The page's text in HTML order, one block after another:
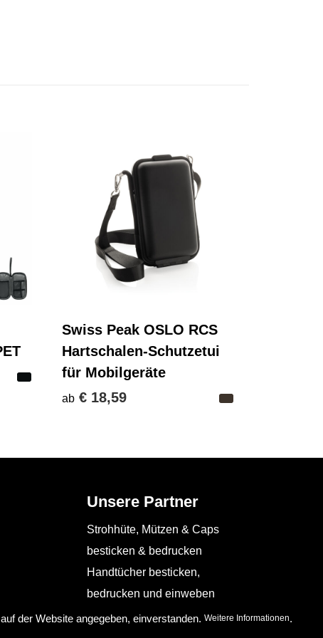
Swiss Peak OSLO RCS
Hartschalen-Schutzetui
für Mobilgeräte
ab € 18,59
Unsere Partner
Strohhüte, Mützen & Caps
besticken & bedrucken
Handtücher besticken,
bedrucken und einweben
Schürzen bedrucken
der Website angegeben, einverstanden. Weitere Informationen.